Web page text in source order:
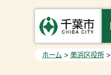
ホーム > 美浜区役所 >